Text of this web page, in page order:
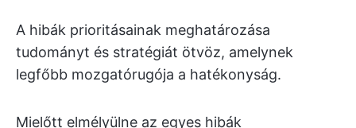
A hibák prioritásainak meghatározása
tudományt és stratégiát ötvöz, amelynek
legfőbb mozgatórugója a hatékonyság.
Mielőtt elmélyülne az egyes hibák